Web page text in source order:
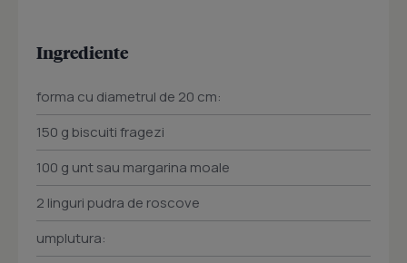
Ingrediente
forma cu diametrul de 20 cm:
150 g biscuiti fragezi
100 g unt sau margarina moale
2 linguri pudra de roscove
umplutura: